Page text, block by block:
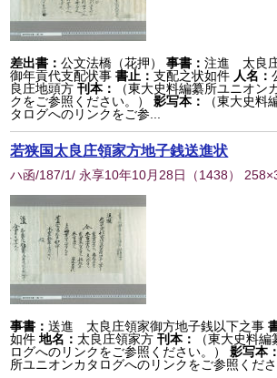
差出書：公文法橋（花押） 事書：注進 太良
御年貢代支配状事 書止：支配之状如件 人名：
良庄地頭方 刊本：
（東大史料編纂所ユニオン
クをご参照ください。）
影写本：
（東大史料
タログへのリンクをご参...
若狭国太良庄領家方地子銭送進状
ハ函/187/1/ 永享10年10月28日 （1438）
事書：送進 太良庄領家御方地子銭以下之事
如件 地名： 太良庄領家方 刊本：
（東大史料
ログへのリンクをご参照ください。）
影写本：
所ユニオンカタログへのリンクをご参照くださ